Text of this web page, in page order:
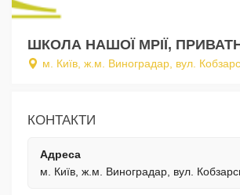
ШКОЛА НАШОЇ МРІЇ,
м. Київ, ж.м. Виноградар, вул.
КОНТАКТИ
Адреса
м. Київ, ж.м. Виноградар, вул.